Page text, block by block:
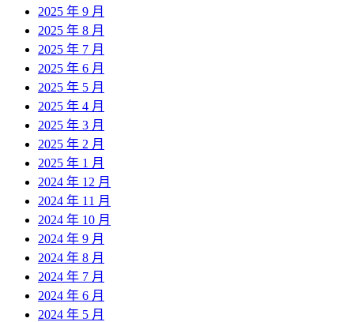
2025 年 9 月
2025 年 8 月
2025 年 7 月
2025 年 6 月
2025 年 5 月
2025 年 4 月
2025 年 3 月
2025 年 2 月
2025 年 1 月
2024 年 12 月
2024 年 11 月
2024 年 10 月
2024 年 9 月
2024 年 8 月
2024 年 7 月
2024 年 6 月
2024 年 5 月